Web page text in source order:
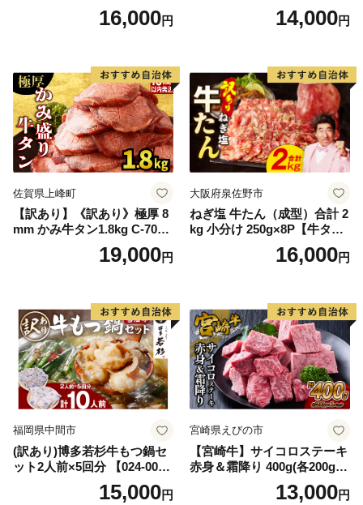
ンド 宮城県 気仙沼市 205646
60] 肉 牛肉 精肉 牛たん 牛タ
厚切り タン
16,000円 14,000円
佐賀県上峰町
【訳あり】《訳あり》極厚 8
mm かみ牛タン1.8kg C-709-
19,000円
大阪府泉佐野市
ねぎ塩 牛たん（成型）合計 2
kg 小分け 250g×8P【牛タン
牛肉 焼肉用 薄切り 訳あり サ
16,000円
福岡県中間市
(訳あり)博多若杉牛もつ鍋セ
ット2人前×5回分 【024-002
15,000円
宮崎県えびの市
【宮崎牛】サイコロステーキ
赤身＆霜降り 400g(各200g×
１P 計2P) 真空パック 冷凍
13,000円